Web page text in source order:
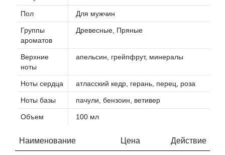
Пол Для мужчин
Группы
ароматов
Древесные, Пряные
Верхние
ноты
апельсин, грейпфрут, минералы
Ноты сердца атласский кедр, герань, перец, роза
Ноты базы пачули, бензоин, ветивер
Объем 100 мл
Наименование Цена Действие
Agatha Ruiz de la Prada
Agent Provocateur
Agonist
Aigner
Aj Arabia (Widian)
Ajmal